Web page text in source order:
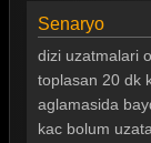
Senaryo
dizi uzatmalari
toplasan 20 dk
aglamasida
kac bolum